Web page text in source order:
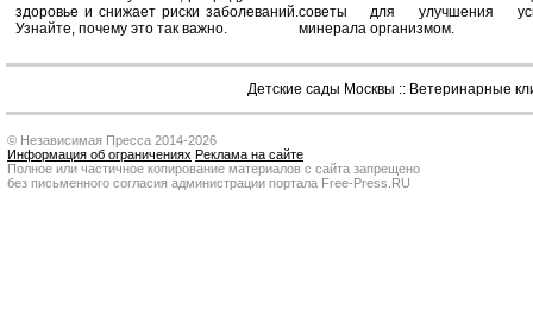
здоровье и снижает риски заболеваний.
Узнайте, почему это так важно.
советы для улучшения
минерала организмом.
Детские сады Москвы :: Ветеринарные
© Независимая Пресса 2014-2026
Информация об ограничениях Реклама на сайте
Полное или частичное копирование материалов с сайта запрещено
без письменного согласия администрации портала Free-Press.RU